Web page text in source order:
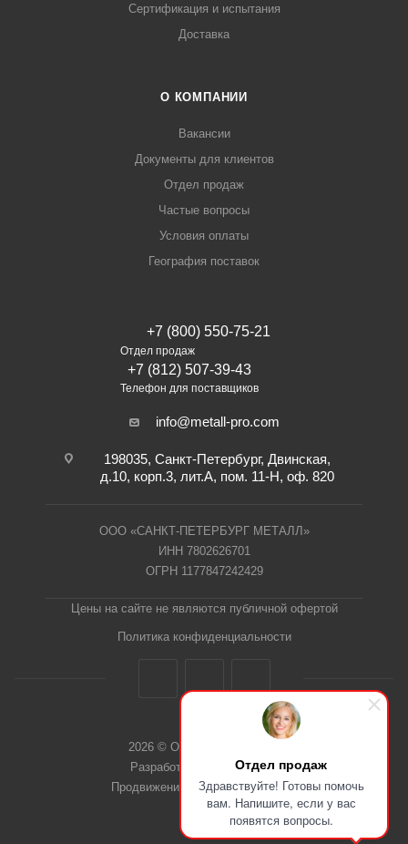
Отдел продаж
Здравствуйте! Готовы помочь
вам. Напишите, если у вас
появятся вопросы.
Сертификация и испытания
Доставка
О КОМПАНИИ
Вакансии
Документы для клиентов
Отдел продаж
Частые вопросы
Условия оплаты
География поставок
+7 (800) 550-75-21
Отдел продаж
+7 (812) 507-39-43
Телефон для поставщиков
info@metall-pro.com
198035, Санкт-Петербург, Двинская,
д.10, корп.3, лит.А, пом. 11-Н, оф. 820
ООО «САНКТ-ПЕТЕРБУРГ МЕТАЛЛ»
ИНН 7802626701
ОГРН 1177847242429
Цены на сайте не являются публичной офертой
Политика конфиденциальности
2026 © ООО "СПб Металл"
Разработка сайта Dieztech
Продвижение сайта — Веб-Центр